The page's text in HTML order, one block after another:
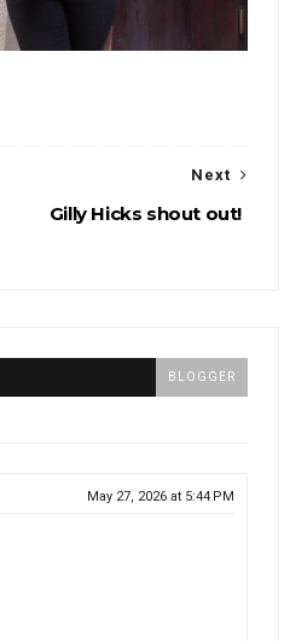
Next
Gilly Hicks shout out!
BLOGGER
May 27, 2026 at 5:44 PM